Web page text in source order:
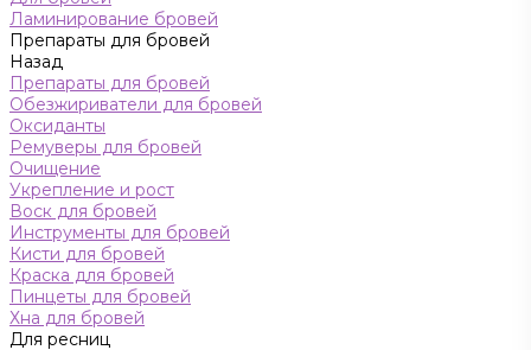
Ламинирование бровей
Препараты для бровей
Назад
Препараты для бровей
Обезжириватели для бровей
Оксиданты
Ремуверы для бровей
Очищение
Укрепление и рост
Воск для бровей
Инструменты для бровей
Кисти для бровей
Краска для бровей
Пинцеты для бровей
Хна для бровей
Для ресниц